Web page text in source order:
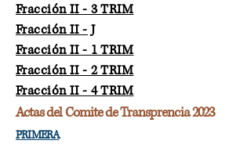
Fracción II - 3 TRIM
Fracción II - J
Fracción II - 1 TRIM
Fracción II - 2 TRIM
Fracción II - 4 TRIM
Actas del Comite de Transprencia 2023
PRIMERA